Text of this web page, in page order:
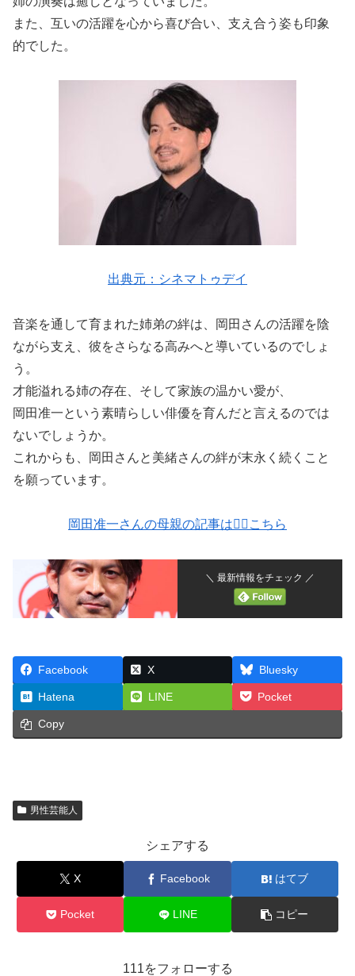
また、互いの活躍を心から喜び合い、支え合う姿も印象
的でした。
出典元：シネマトゥデイ
音楽を通して育まれた姉弟の絆は、岡田さんの活躍を陰
ながら支え、彼をさらなる高みへと導いているのでしょ
う。
才能溢れる姉の存在、そして家族の温かい愛が、
岡田准一という素晴らしい俳優を育んだと言えるのでは
ないでしょうか。
これからも、岡田さんと美緒さんの絆が末永く続くこと
を願っています。
岡田准一さんの母親の記事は💁‍♀️こちら
＼ 最新情報をチェック ／
Facebook X Bluesky
Hatena LINE Pocket
Copy
男性芸能人
シェアする
X Facebook はてブ
Pocket LINE コピー
111をフォローする